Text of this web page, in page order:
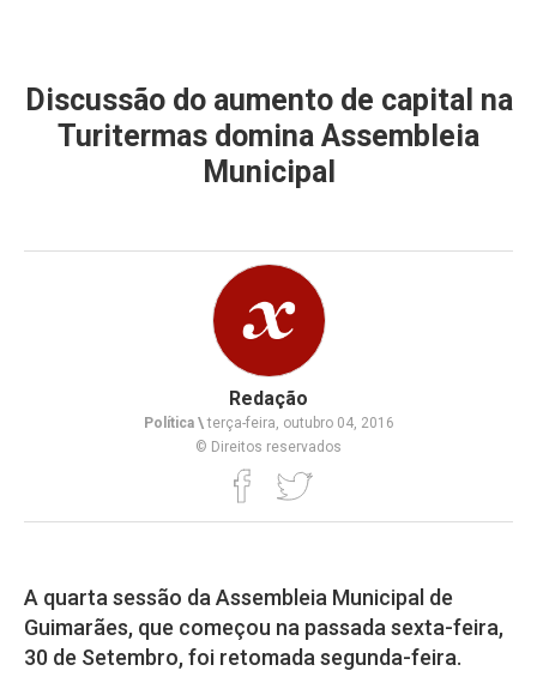
Discussão do aumento de capital na
Turitermas domina Assembleia
Municipal
Redação
Política \terça-feira, outubro 04, 2016
© Direitos reservados
A quarta sessão da Assembleia Municipal de
Guimarães, que começou na passada sexta-feira,
30 de Setembro, foi retomada segunda-feira.